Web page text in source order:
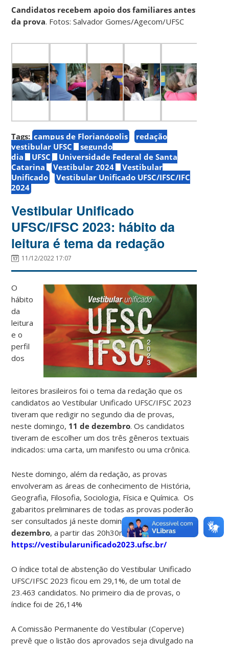
Candidatos recebem apoio dos familiares antes
da prova. Fotos: Salvador Gomes/Agecom/UFSC
Tags: campus de Florianópolis
redação
vestibular UFSC
segundo
dia
UFSC
Universidade Federal de Santa
Catarina
Vestibular 2024
Vestibular
Unificado
Vestibular Unificado UFSC/IFSC/IFC
2024
Vestibular Unificado
UFSC/IFSC 2023: hábito da
leitura é tema da redação
11/12/2022 17:07
O
hábito
da
leitura
e o
perfil
dos
leitores brasileiros foi o tema da redação que os
candidatos ao Vestibular Unificado UFSC/IFSC 2023
tiveram que redigir no segundo dia de provas,
neste domingo, 11 de dezembro. Os candidatos
tiveram de escolher um dos três gêneros textuais
indicados: uma carta, um manifesto ou uma crônica.
Neste domingo, além da redação, as provas
envolveram as áreas de conhecimento de História,
Geografia, Filosofia, Sociologia, Física e Química. Os
gabaritos preliminares de todas as provas poderão
ser consultados já neste domingo, 11 de
dezembro, a partir das 20h30min, no site
https://vestibularunificado2023.ufsc.br/
O índice total de abstenção do Vestibular Unificado
UFSC/IFSC 2023 ficou em 29,1%, de um total de
23.463 candidatos. No primeiro dia de provas, o
índice foi de 26,14%
A Comissão Permanente do Vestibular (Coperve)
prevê que o listão dos aprovados seja divulgado na